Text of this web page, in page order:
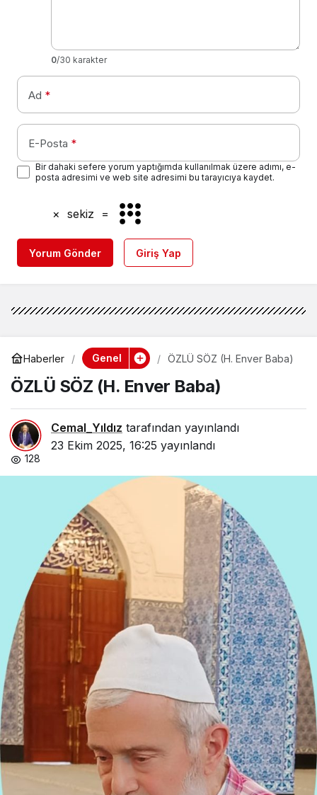
0/30 karakter
Ad *
E-Posta *
Bir dahaki sefere yorum yaptığımda kullanılmak üzere adımı, e-
posta adresimi ve web site adresimi bu tarayıcıya kaydet.
× sekiz =
Yorum Gönder Giriş Yap
Haberler Genel ÖZLÜ SÖZ (H. Enver Baba)
ÖZLÜ SÖZ (H. Enver Baba)
Cemal_Yıldız tarafından yayınlandı
23 Ekim 2025, 16:25 yayınlandı
128